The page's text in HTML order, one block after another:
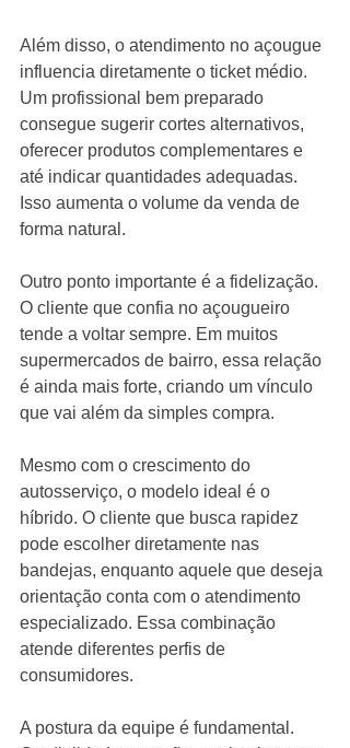
Além disso, o atendimento no açougue
influencia diretamente o ticket médio.
Um profissional bem preparado
consegue sugerir cortes alternativos,
oferecer produtos complementares e
até indicar quantidades adequadas.
Isso aumenta o volume da venda de
forma natural.
Outro ponto importante é a fidelização.
O cliente que confia no açougueiro
tende a voltar sempre. Em muitos
supermercados de bairro, essa relação
é ainda mais forte, criando um vínculo
que vai além da simples compra.
Mesmo com o crescimento do
autosserviço, o modelo ideal é o
híbrido. O cliente que busca rapidez
pode escolher diretamente nas
bandejas, enquanto aquele que deseja
orientação conta com o atendimento
especializado. Essa combinação
atende diferentes perfis de
consumidores.
A postura da equipe é fundamental.